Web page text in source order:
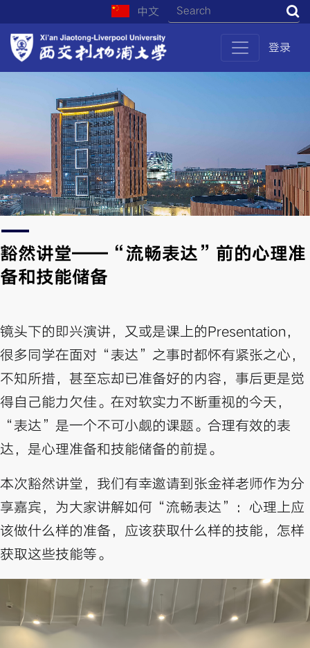
中文
登录
豁然讲堂——“流畅表达”前的心理准
备和技能储备
镜头下的即兴演讲，又或是课上的Presentation，
很多同学在面对“表达”之事时都怀有紧张之心，
不知所措，甚至忘却已准备好的内容，事后更是觉
得自己能力欠佳。在对软实力不断重视的今天，
“表达”是一个不可小觑的课题。合理有效的表
达，是心理准备和技能储备的前提。
本次豁然讲堂，我们有幸邀请到张金祥老师作为分
享嘉宾，为大家讲解如何“流畅表达”：心理上应
该做什么样的准备，应该获取什么样的技能，怎样
获取这些技能等。